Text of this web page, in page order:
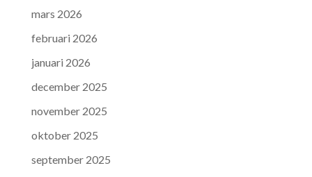
mars 2026
februari 2026
januari 2026
december 2025
november 2025
oktober 2025
september 2025